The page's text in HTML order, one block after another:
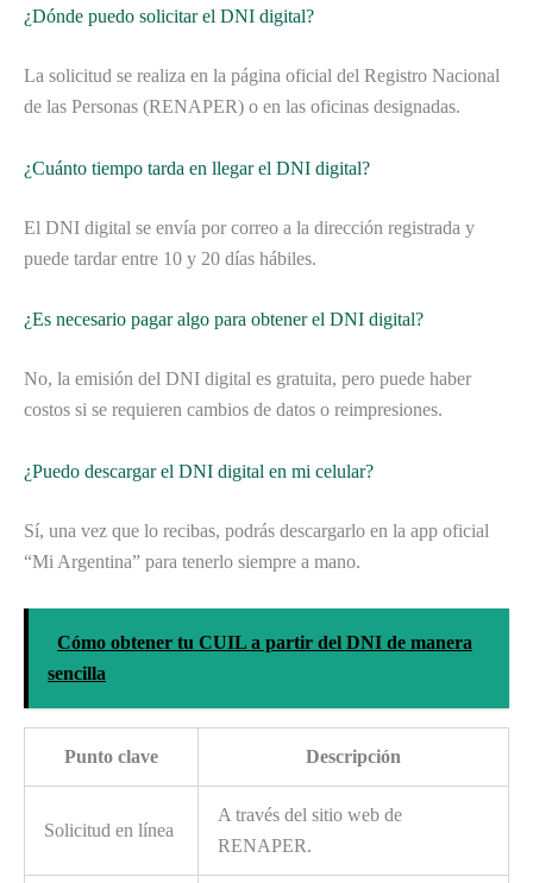
¿Dónde puedo solicitar el DNI digital?
La solicitud se realiza en la página oficial del Registro Nacional
de las Personas (RENAPER) o en las oficinas designadas.
¿Cuánto tiempo tarda en llegar el DNI digital?
El DNI digital se envía por correo a la dirección registrada y
puede tardar entre 10 y 20 días hábiles.
¿Es necesario pagar algo para obtener el DNI digital?
No, la emisión del DNI digital es gratuita, pero puede haber
costos si se requieren cambios de datos o reimpresiones.
¿Puedo descargar el DNI digital en mi celular?
Sí, una vez que lo recibas, podrás descargarlo en la app oficial
“Mi Argentina” para tenerlo siempre a mano.
Cómo obtener tu CUIL a partir del DNI de manera
sencilla
Punto clave Descripción
Solicitud en línea
A través del sitio web de
RENAPER.